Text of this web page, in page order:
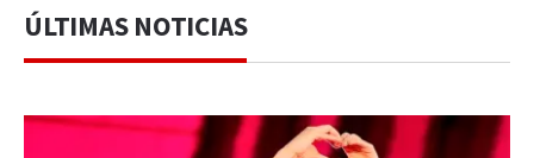
ÚLTIMAS NOTICIAS